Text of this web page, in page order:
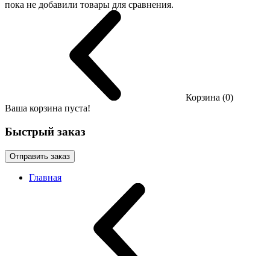
пока не добавили товары для сравнения.
Корзина (0)
Ваша корзина пуста!
Быстрый заказ
Отправить заказ
Главная